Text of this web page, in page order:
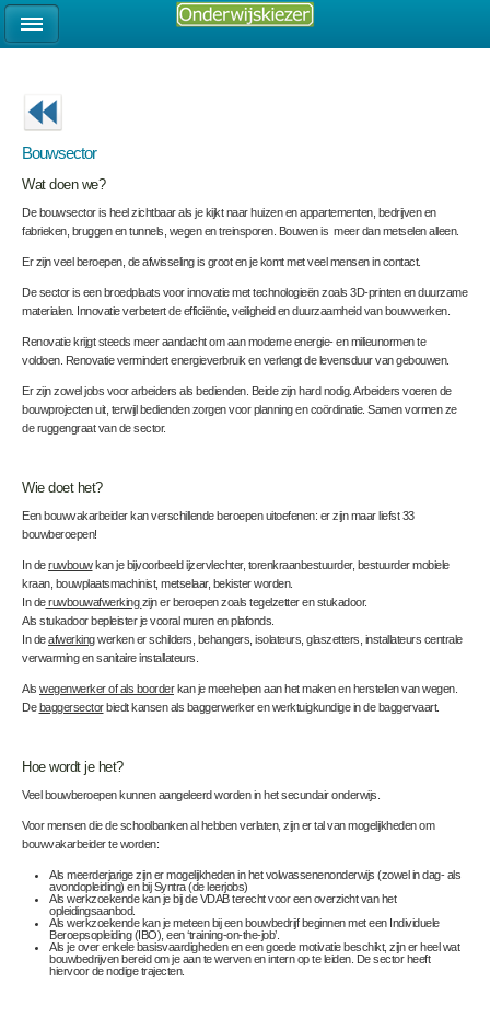
Bouwsector
Wat doen we?
De bouwsector is heel zichtbaar als je kijkt naar huizen en appartementen, bedrijven en
fabrieken, bruggen en tunnels, wegen en treinsporen. Bouwen is meer dan metselen alleen.
Er zijn veel beroepen, de afwisseling is groot en je komt met veel mensen in contact.
De sector is een broedplaats voor innovatie met technologieën zoals 3D-printen en duurzame
materialen. Innovatie verbetert de efficiëntie, veiligheid en duurzaamheid van bouwwerken.
Renovatie krijgt steeds meer aandacht om aan moderne energie- en milieunormen te
voldoen. Renovatie vermindert energieverbruik en verlengt de levensduur van gebouwen.
Er zijn zowel jobs voor arbeiders als bedienden. Beide zijn hard nodig. Arbeiders voeren de
bouwprojecten uit, terwijl bedienden zorgen voor planning en coördinatie. Samen vormen ze
de ruggengraat van de sector.
Wie doet het?
Een bouwvakarbeider kan verschillende beroepen uitoefenen: er zijn maar liefst 33
bouwberoepen!
In deruwbouwkan je bijvoorbeeld ijzervlechter, torenkraanbestuurder, bestuurder mobiele
kraan, bouwplaatsmachinist, metselaar, bekister worden.
In deruwbouwafwerkingzijn er beroepen zoals tegelzetter en stukadoor.
Als stukadoor bepleister je vooral muren en plafonds.
In deafwerkingwerken er schilders, behangers, isolateurs, glaszetters, installateurs centrale
verwarming en sanitaire installateurs.
Als wegenwerker of als boorderkan je meehelpen aan het maken en herstellen van wegen.
De baggersectorbiedt kansen als baggerwerker en werktuigkundige in de baggervaart.
Hoe wordt je het?
Veel bouwberoepen kunnen aangeleerd worden in het secundair onderwijs.
Voor mensen die de schoolbanken al hebben verlaten, zijn er tal van mogelijkheden om
bouwvakarbeider te worden:
Als meerderjarige zijn er mogelijkheden in het volwassenenonderwijs (zowel in dag- als
avondopleiding) en bij Syntra (de leerjobs)
Als werkzoekende kan je bij de VDAB terecht voor een overzicht van het
opleidingsaanbod.
Als werkzoekende kan je meteen bij een bouwbedrijf beginnen met een Individuele
Beroepsopleiding (IBO), een ‘training-on-the-job’.
Als je over enkele basisvaardigheden en een goede motivatie beschikt, zijn er heel wat
bouwbedrijven bereid om je aan te werven en intern op te leiden. De sector heeft
hiervoor de nodige trajecten.